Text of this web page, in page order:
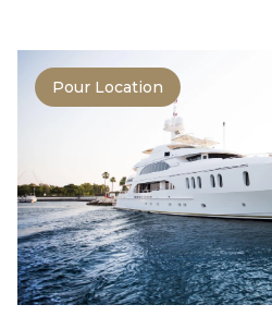
Pour Location